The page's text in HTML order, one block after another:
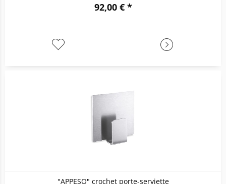
92,00 € *
"APPESO" crochet porte-serviette